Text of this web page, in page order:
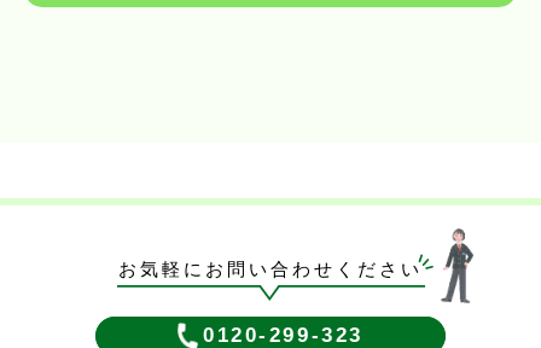
お気軽にお問い合わせください
0120-299-323